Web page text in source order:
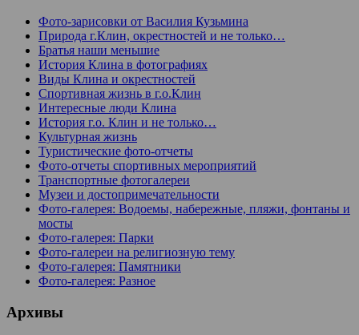
Фото-зарисовки от Василия Кузьмина
Природа г.Клин, окрестностей и не только…
Братья наши меньшие
История Клина в фотографиях
Виды Клина и окрестностей
Спортивная жизнь в г.о.Клин
Интересные люди Клина
История г.о. Клин и не только…
Культурная жизнь
Туристические фото-отчеты
Фото-отчеты спортивных мероприятий
Транспортные фотогалереи
Музеи и достопримечательности
Фото-галерея: Водоемы, набережные, пляжи, фонтаны и
мосты
Фото-галерея: Парки
Фото-галереи на религиозную тему
Фото-галерея: Памятники
Фото-галерея: Разное
Архивы